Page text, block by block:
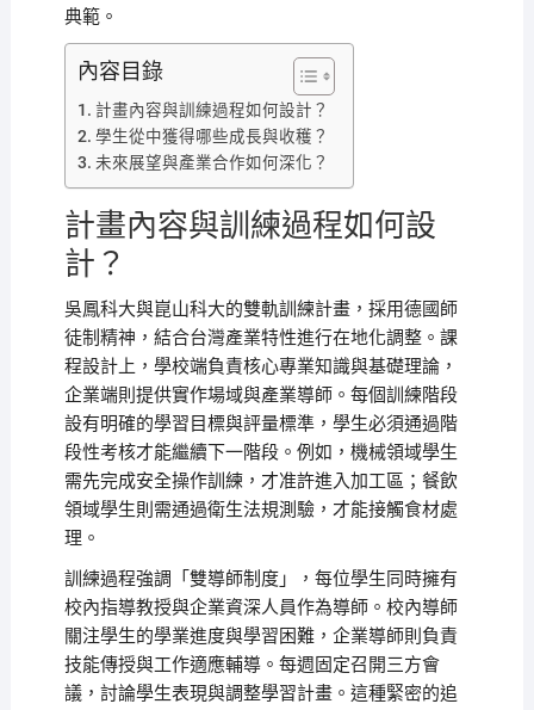
典範。
內容目錄
計畫內容與訓練過程如何設計？
學生從中獲得哪些成長與收穫？
未來展望與產業合作如何深化？
計畫內容與訓練過程如何設
計？
吳鳳科大與崑山科大的雙軌訓練計畫，採用德國師
徒制精神，結合台灣產業特性進行在地化調整。課
程設計上，學校端負責核心專業知識與基礎理論，
企業端則提供實作場域與產業導師。每個訓練階段
設有明確的學習目標與評量標準，學生必須通過階
段性考核才能繼續下一階段。例如，機械領域學生
需先完成安全操作訓練，才准許進入加工區；餐飲
領域學生則需通過衛生法規測驗，才能接觸食材處
理。
訓練過程強調「雙導師制度」，每位學生同時擁有
校內指導教授與企業資深人員作為導師。校內導師
關注學生的學業進度與學習困難，企業導師則負責
技能傳授與工作適應輔導。每週固定召開三方會
議，討論學生表現與調整學習計畫。這種緊密的追